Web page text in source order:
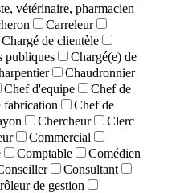
vétérinaire, pharmacien
Carreleur
Chargé de clientèle
publiques
Chargé(e) de
Chaudronnier
Chef d'equipe
Chef de
fabrication
Chef de
Chercheur
Clerc
Commercial
Comptable
Comédien
Consultant
de gestion